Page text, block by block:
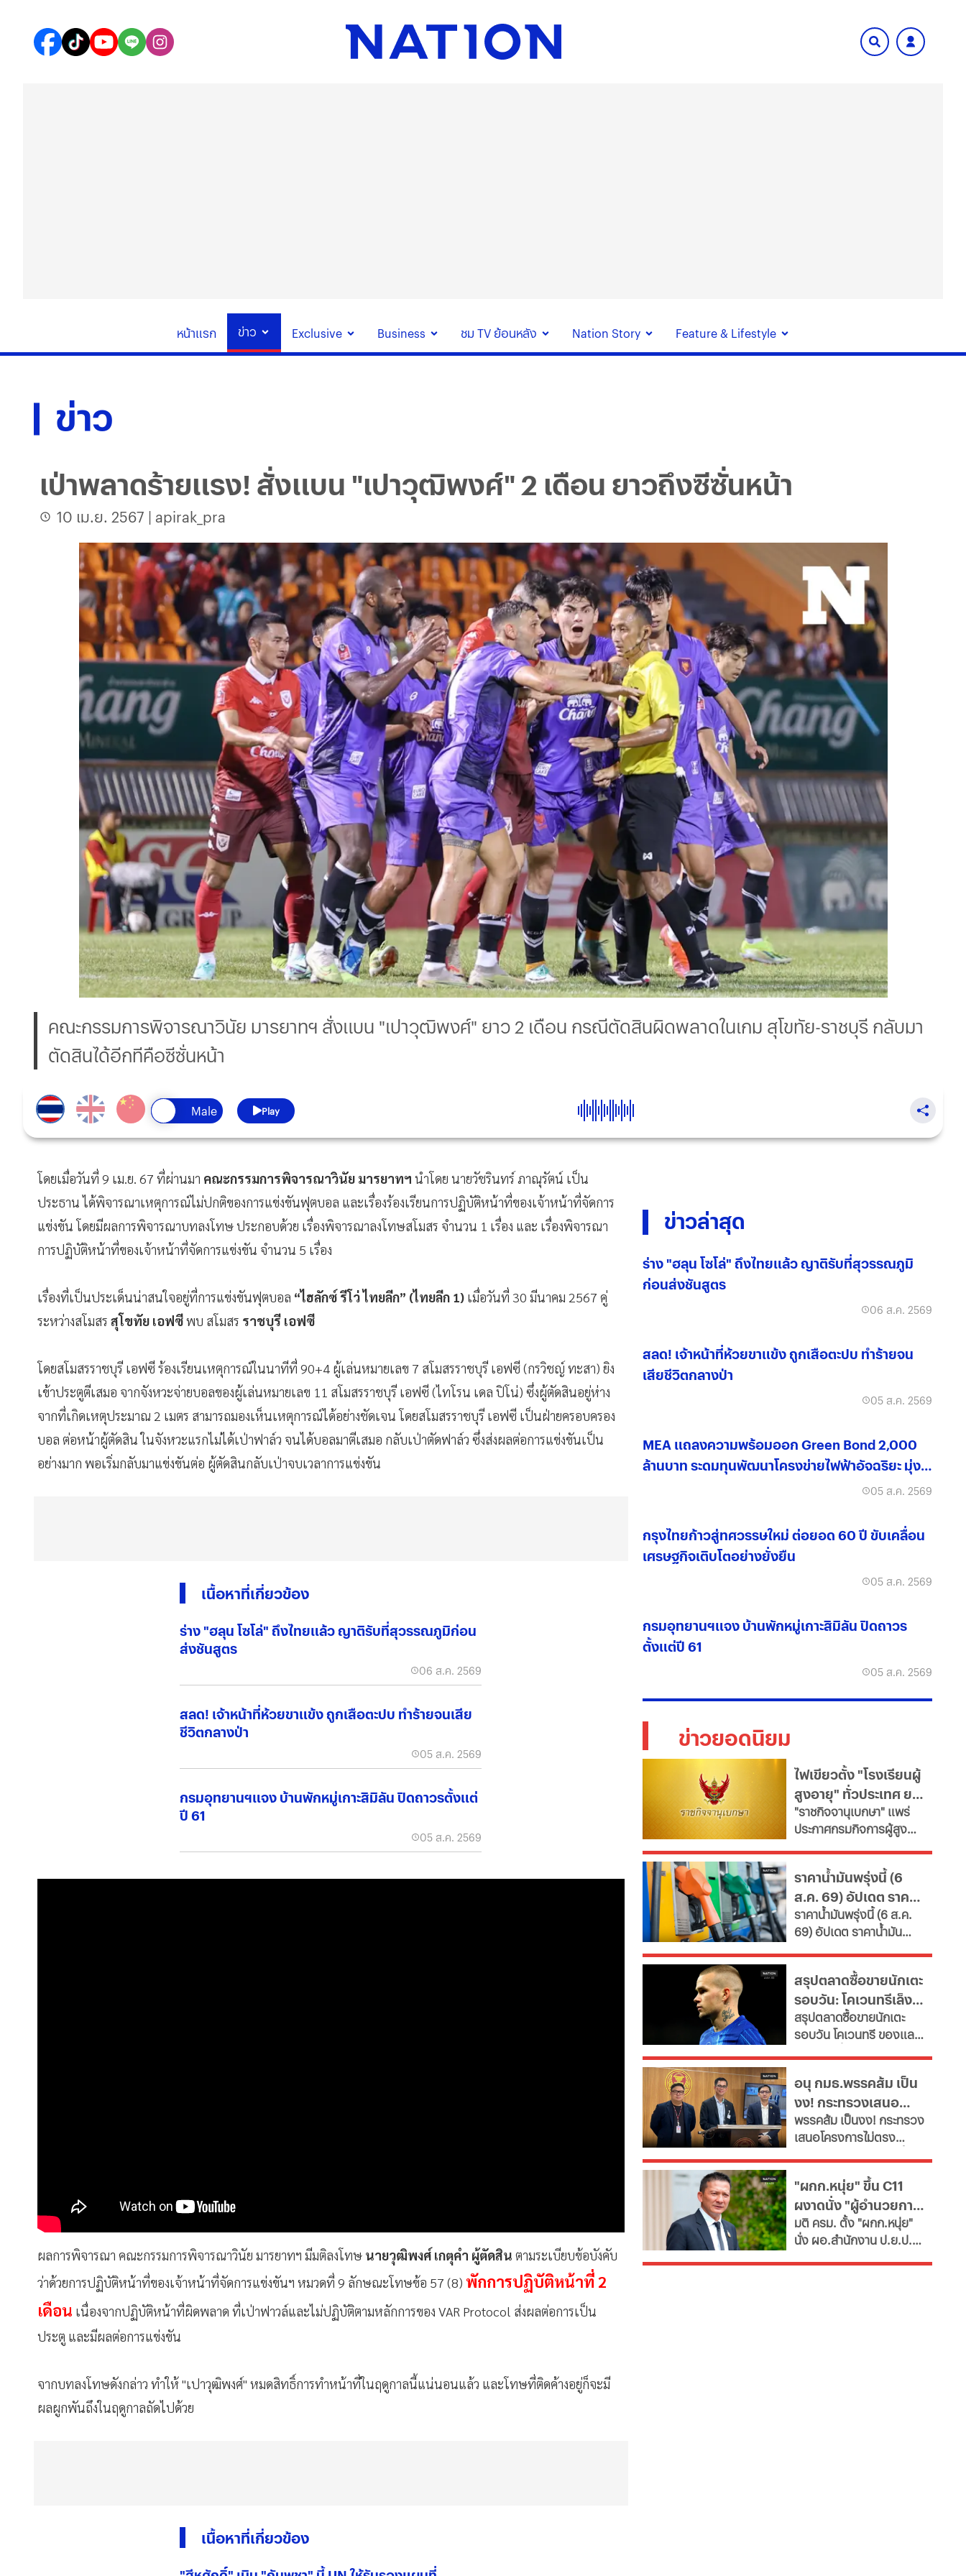
หน้าแรก ข่าว Exclusive Business ชม TV ย้อนหลัง Nation Story Feature & Lifestyle
ข่าว
เป่าพลาดร้ายแรง! สั่งแบน "เปาวุฒิพงศ์" 2 เดือน ยาวถึงซีซั่นหน้า
10 เม.ย. 2567 | apirak_pra
คณะกรรมการพิจารณาวินัย มารยาทฯ สั่งแบน "เปาวุฒิพงศ์" ยาว 2 เดือน กรณีตัดสินผิดพลาดในเกม สุโขทัย-ราชบุรี กลับมา
ตัดสินได้อีกทีคือซีซั่นหน้า
Play
โดยเมื่อวันที่ 9 เม.ย. 67 ที่ผ่านมา คณะกรรมการพิจารณาวินัย มารยาทฯ นำโดย นายวัชรินทร์ ภาณุรัตน์ เป็น
ประธาน ได้พิจารณาเหตุการณ์ไม่ปกติของการแข่งขันฟุตบอล และเรื่องร้องเรียนการปฏิบัติหน้าที่ของเจ้าหน้าที่จัดการ
แข่งขัน โดยมีผลการพิจารณาบทลงโทษ ประกอบด้วย เรื่องพิจารณาลงโทษสโมสร จำนวน 1 เรื่อง และ เรื่องพิจารณา
การปฏิบัติหน้าที่ของเจ้าหน้าที่จัดการแข่งขัน จำนวน 5 เรื่อง
เรื่องที่เป็นประเด็นน่าสนใจอยู่ที่การแข่งขันฟุตบอล “ไฮลักซ์ รีโว่ ไทยลีก” (ไทยลีก 1) เมื่อวันที่ 30 มีนาคม 2567 คู่
ระหว่างสโมสร สุโขทัย เอฟซีพบ สโมสร ราชบุรี เอฟซี
โดยสโมสรราชบุรี เอฟซี ร้องเรียนเหตุการณ์ในนาทีที่ 90+4 ผู้เล่นหมายเลข 7 สโมสรราชบุรี เอฟซี (กรวิชญ์ ทะสา) ยิง
เข้าประตูตีเสมอ จากจังหวะจ่ายบอลของผู้เล่นหมายเลข 11 สโมสรราชบุรี เอฟซี (ไทโรน เดล ปิโน่) ซึ่งผู้ตัดสินอยู่ห่าง
จากที่เกิดเหตุประมาณ 2 เมตร สามารถมองเห็นเหตุการณ์ได้อย่างชัดเจน โดยสโมสรราชบุรี เอฟซี เป็นฝ่ายครอบครอง
บอล ต่อหน้าผู้ตัดสิน ในจังหวะแรกไม่ได้เป่าฟาล์ว จนได้บอลมาตีเสมอ กลับเป่าตัดฟาล์ว ซึ่งส่งผลต่อการแข่งขันเป็น
อย่างมาก พอเริ่มกลับมาแข่งขันต่อ ผู้ตัดสินกลับเป่าจบเวลาการแข่งขัน
เนื้อหาที่เกี่ยวข้อง
ร่าง "ฮลุน โซโล่" ถึงไทยแล้ว ญาติรับที่สุวรรณภูมิก่อน
ส่งชันสูตร
06 ส.ค. 2569
สลด! เจ้าหน้าที่ห้วยขาแข้ง ถูกเสือตะปบ ทำร้ายจนเสีย
ชีวิตกลางป่า
05 ส.ค. 2569
กรมอุทยานฯแจง บ้านพักหมู่เกาะสิมิลัน ปิดถาวรตั้งแต่
ปี 61
05 ส.ค. 2569
ผลการพิจารณา คณะกรรมการพิจารณาวินัย มารยาทฯ มีมติลงโทษ นายวุฒิพงศ์ เกตุคำ ผู้ตัดสิน ตามระเบียบข้อบังคับ
ว่าด้วยการปฏิบัติหน้าที่ของเจ้าหน้าที่จัดการแข่งขันฯ หมวดที่ 9 ลักษณะโทษข้อ 57 (8) พักการปฏิบัติหน้าที่ 2
เดือน เนื่องจากปฏิบัติหน้าที่ผิดพลาด ที่เป่าฟาวล์และไม่ปฏิบัติตามหลักการของ VAR Protocol ส่งผลต่อการเป็น
ประตู และมีผลต่อการแข่งขัน
จากบทลงโทษดังกล่าว ทำให้ "เปาวุฒิพงศ์" หมดสิทธิ์การทำหน้าที่ในฤดูกาลนี้แน่นอนแล้ว และโทษที่ติดค้างอยู่ก็จะมี
ผลผูกพันถึงในฤดูกาลถัดไปด้วย
เนื้อหาที่เกี่ยวข้อง
ข่าวล่าสุด
ร่าง "ฮลุน โซโล่" ถึงไทยแล้ว ญาติรับที่สุวรรณภูมิ
ก่อนส่งชันสูตร
06 ส.ค. 2569
สลด! เจ้าหน้าที่ห้วยขาแข้ง ถูกเสือตะปบ ทำร้ายจน
เสียชีวิตกลางป่า
05 ส.ค. 2569
MEA แถลงความพร้อมออก Green Bond 2,000
ล้านบาท ระดมทุนพัฒนาโครงข่ายไฟฟ้าอัจฉริยะ มุ่งสู่
05 ส.ค. 2569
กรุงไทยก้าวสู่ทศวรรษใหม่ ต่อยอด 60 ปี ขับเคลื่อน
เศรษฐกิจเติบโตอย่างยั่งยืน
05 ส.ค. 2569
กรมอุทยานฯแจง บ้านพักหมู่เกาะสิมิลัน ปิดถาวร
ตั้งแต่ปี 61
05 ส.ค. 2569
ข่าวยอดนิยม
ไฟเขียวตั้ง "โรงเรียนผู้
สูงอายุ" ทั่วประเทศ ยก
ระดับคุณภาพชีวิต เช็ก
เงื่อนไข
"ราชกิจจานุเบกษา" แพร่
ประกาศกรมกิจการผู้สูง
"โรงเรียนผู้สูงอายุ" มุ่งขับ
เคลื่อนสังคมสูงวัยอย่างมี
คุณค่า หนุนพัฒนา
ศักยภาพ-เรียนรู้ตลอดชีวิต
เผยช่องทางยื่นคำขอทั้ง
กทม.-ต่างจังหวัด พบ
ฝ่าฝืนเกณฑ์เสี่ยงถูกสั่ง
เพิกถอน
ราคาน้ำมันพรุ่งนี้ (6
ส.ค. 69) อัปเดต ราคา
น้ำมันล่าสุด จากปั๊ม
ใหญ่
ราคาน้ำมันพรุ่งนี้ (6 ส.ค.
69) อัปเดต ราคาน้ำมัน
ขนาดใหญ่ มีทั้งราคาน้ำมัน
ดีเซล เบนซิน และ แก๊สโซ
ฮอล์
สรุปตลาดซื้อขายนักเตะ
รอบวัน: โคเวนทรีเล็ง
"มูดริก" สาลิกาปัดปืน
ซื้อ "กิมาไรส์"
สรุปตลาดซื้อขายนักเตะ
รอบวัน โคเวนทรี ของแลม
แรกจาก อาร์เซนอล ในการ
ล่าตัว "กิมาไรส์" ขณะที่ โค
โม่ ปิดดีล "ชาโลบาห์"
อนุ กมธ.พรรคส้ม เป็น
งง! กระทรวงเสนอ
โครงการไม่ตรงภารกิจ
พรรคส้ม เป็นงง! กระทรวง
เสนอโครงการไม่ตรง
เครื่องอบกล้วยตาก-
สปก.ซื้อเครื่องทำลูกชิ้น-
ตัดตะไคร้ - แฉ! รองปลัด
มท.ตบโต๊ะไม่พอใจขอ
เอกสารเพิ่ม
"ผกก.หนุ่ย" ขึ้น C11
ผงาดนั่ง "ผู้อำนวยการ
ป.ย.ป."
มติ ครม. ตั้ง "ผกก.หนุ่ย"
นั่ง ผอ.สำนักงาน ป.ย.ป.